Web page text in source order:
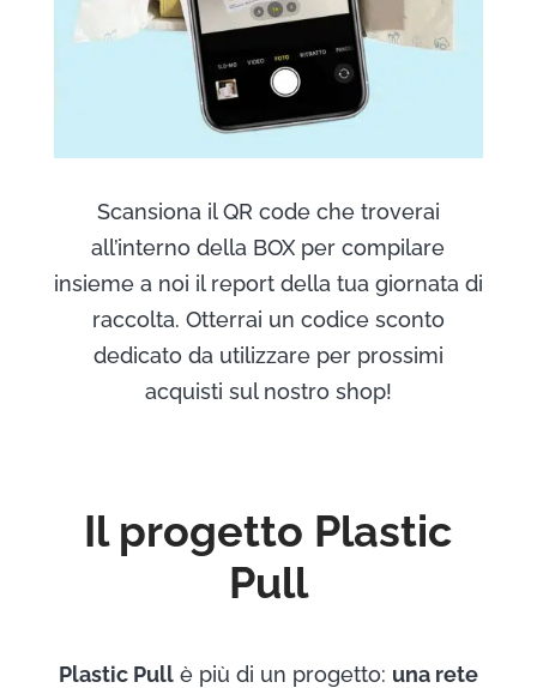
Scansiona il QR code che troverai
all’interno della BOX per compilare
insieme a noi il report della tua giornata di
raccolta. Otterrai un codice sconto
dedicato da utilizzare per prossimi
acquisti sul nostro shop!
Il progetto Plastic
Pull
Plastic Pullè più di un progetto: una rete